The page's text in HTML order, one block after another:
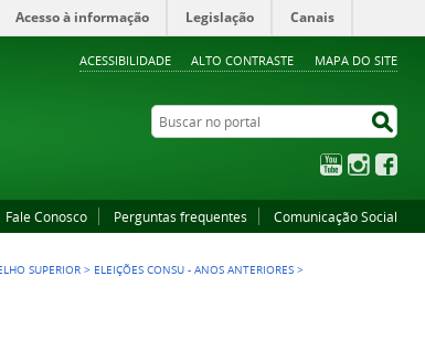
ACESSIBILIDADE ALTO CONTRASTE MAPA DO SITE
Acesso à informação Legislação Canais
Buscar no portal
YouTubeInstagram
Fale Conosco Perguntas frequentes Comunicação Social
SUPERIOR > ELEIÇÕES CONSU - ANOS ANTERIORES >